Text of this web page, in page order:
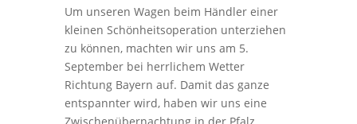
Um unseren Wagen beim Händler einer
kleinen Schönheitsoperation unterziehen
zu können, machten wir uns am 5.
September bei herrlichem Wetter
Richtung Bayern auf. Damit das ganze
entspannter wird, haben wir uns eine